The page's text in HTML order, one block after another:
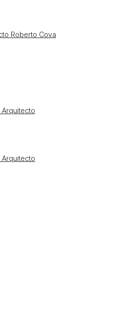
Roberto Cova
Arquitecto
Arquitecto